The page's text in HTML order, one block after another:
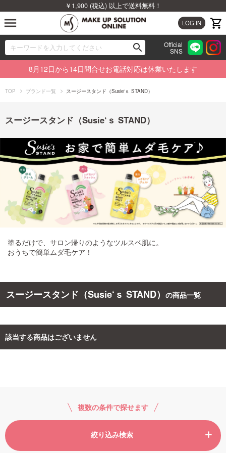
￥1,900 (税込) 以上で送料無料！
LOG IN
menu
search
00
Official
SNS
ブランドから探す
カテゴリから探す
特集から探す
ビューティジャーナルから探す
ご利用ガイド
ログイン・新規会員登録
8月12日から14日問合せお電話対応は休業いたします
TOP ブランド一覧 スージースタンド（Susie‘ｓ STAND）
スージースタンド（Susie‘ｓ STAND）
塗るだけで、サロン帰りのようなツルスベ肌に。
おうちで簡単ムダ毛ケア！
スージースタンド（Susie‘ｓ STAND） の商品一覧
該当する商品はございません
複数の条件で探せます
絞り込み検索